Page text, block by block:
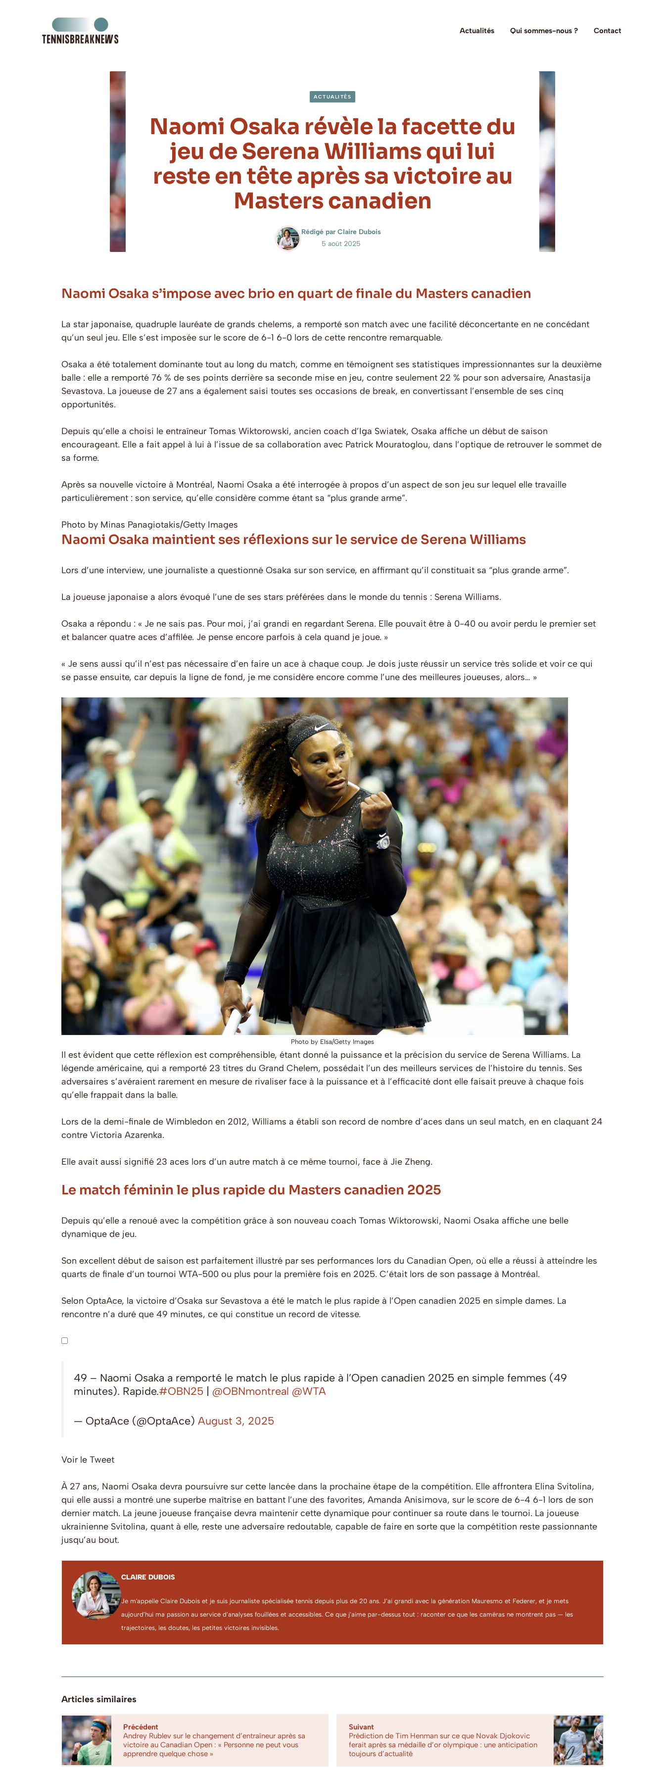
Actualités Qui sommes-nous ? Contact
ACTUALITÉS
Naomi Osaka révèle la facette du
jeu de Serena Williams qui lui
reste en tête après sa victoire au
Masters canadien
Rédigé par Claire Dubois
5 août 2025
Naomi Osaka s’impose avec brio en quart de finale du Masters canadien
La star japonaise, quadruple lauréate de grands chelems, a remporté son match avec une facilité déconcertante en ne concédant
qu’un seul jeu. Elle s’est imposée sur le score de 6-1 6-0 lors de cette rencontre remarquable.
Osaka a été totalement dominante tout au long du match, comme en témoignent ses statistiques impressionnantes sur la deuxième
balle : elle a remporté 76 % de ses points derrière sa seconde mise en jeu, contre seulement 22 % pour son adversaire, Anastasija
Sevastova. La joueuse de 27 ans a également saisi toutes ses occasions de break, en convertissant l’ensemble de ses cinq
opportunités.
Depuis qu’elle a choisi le entraîneur Tomas Wiktorowski, ancien coach d’Iga Swiatek, Osaka affiche un début de saison
encourageant. Elle a fait appel à lui à l’issue de sa collaboration avec Patrick Mouratoglou, dans l’optique de retrouver le sommet de
sa forme.
Après sa nouvelle victoire à Montréal, Naomi Osaka a été interrogée à propos d’un aspect de son jeu sur lequel elle travaille
particulièrement : son service, qu’elle considère comme étant sa “plus grande arme”.
Photo by Minas Panagiotakis/Getty Images
Naomi Osaka maintient ses réflexions sur le service de Serena Williams
Lors d’une interview, une journaliste a questionné Osaka sur son service, en affirmant qu’il constituait sa “plus grande arme”.
La joueuse japonaise a alors évoqué l’une de ses stars préférées dans le monde du tennis : Serena Williams.
Osaka a répondu : « Je ne sais pas. Pour moi, j’ai grandi en regardant Serena. Elle pouvait être à 0-40 ou avoir perdu le premier set
et balancer quatre aces d’affilée. Je pense encore parfois à cela quand je joue. »
« Je sens aussi qu’il n’est pas nécessaire d’en faire un ace à chaque coup. Je dois juste réussir un service très solide et voir ce qui
se passe ensuite, car depuis la ligne de fond, je me considère encore comme l’une des meilleures joueuses, alors… »
Photo by Elsa/Getty Images
Il est évident que cette réflexion est compréhensible, étant donné la puissance et la précision du service de Serena Williams. La
légende américaine, qui a remporté 23 titres du Grand Chelem, possédait l’un des meilleurs services de l’histoire du tennis. Ses
adversaires s’avéraient rarement en mesure de rivaliser face à la puissance et à l’efficacité dont elle faisait preuve à chaque fois
qu’elle frappait dans la balle.
Lors de la demi-finale de Wimbledon en 2012, Williams a établi son record de nombre d’aces dans un seul match, en en claquant 24
contre Victoria Azarenka.
Elle avait aussi signifié 23 aces lors d’un autre match à ce même tournoi, face à Jie Zheng.
Le match féminin le plus rapide du Masters canadien 2025
Depuis qu’elle a renoué avec la compétition grâce à son nouveau coach Tomas Wiktorowski, Naomi Osaka affiche une belle
dynamique de jeu.
Son excellent début de saison est parfaitement illustré par ses performances lors du Canadian Open, où elle a réussi à atteindre les
quarts de finale d’un tournoi WTA-500 ou plus pour la première fois en 2025. C’était lors de son passage à Montréal.
Selon OptaAce, la victoire d’Osaka sur Sevastova a été le match le plus rapide à l’Open canadien 2025 en simple dames. La
rencontre n’a duré que 49 minutes, ce qui constitue un record de vitesse.
49 – Naomi Osaka a remporté le match le plus rapide à l’Open canadien 2025 en simple femmes (49
minutes). Rapide.#OBN25 @OBNmontreal @WTA
— OptaAce (@OptaAce) August 3, 2025
Voir le Tweet
À 27 ans, Naomi Osaka devra poursuivre sur cette lancée dans la prochaine étape de la compétition. Elle affrontera Elina Svitolina,
qui elle aussi a montré une superbe maîtrise en battant l’une des favorites, Amanda Anisimova, sur le score de 6-4 6-1 lors de son
dernier match. La jeune joueuse française devra maintenir cette dynamique pour continuer sa route dans le tournoi. La joueuse
ukrainienne Svitolina, quant à elle, reste une adversaire redoutable, capable de faire en sorte que la compétition reste passionnante
jusqu’au bout.
CLAIRE DUBOIS
Je m'appelle Claire Dubois et je suis journaliste spécialisée tennis depuis plus de 20 ans. J’ai grandi avec la génération Mauresmo et Federer, et je mets
aujourd’hui ma passion au service d’analyses fouillées et accessibles. Ce que j’aime par-dessus tout : raconter ce que les caméras ne montrent pas — les
trajectoires, les doutes, les petites victoires invisibles.
Articles similaires
Précédent
Andrey Rublev sur le changement d’entraîneur après sa
victoire au Canadian Open : « Personne ne peut vous
apprendre quelque chose »
Suivant
Prédiction de Tim Henman sur ce que Novak Djokovic
ferait après sa médaille d’or olympique : une anticipation
toujours d’actualité